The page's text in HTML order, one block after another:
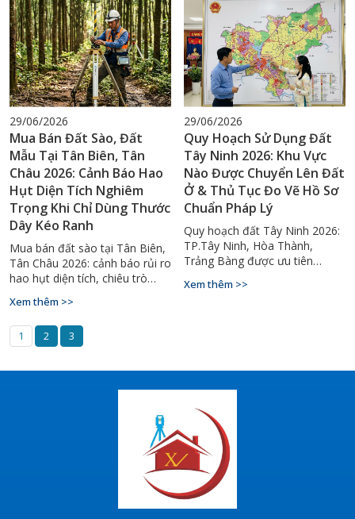
29/06/2026
Mua Bán Đất Sào, Đất
Mẫu Tại Tân Biên, Tân
Châu 2026: Cảnh Báo Hao
Hụt Diện Tích Nghiêm
Trọng Khi Chỉ Dùng Thước
Dây Kéo Ranh
Mua bán đất sào tại Tân Biên,
Tân Châu 2026: cảnh báo rủi ro
hao hụt diện tích, chiêu trò
đạc GPS RTK chính xác.
Xem thêm >>
29/06/2026
Quy Hoạch Sử Dụng Đất
Tây Ninh 2026: Khu Vực
Nào Được Chuyển Lên Đất
Ở & Thủ Tục Đo Vẽ Hồ Sơ
Chuẩn Pháp Lý
Quy hoạch đất Tây Ninh 2026:
TP.Tây Ninh, Hòa Thành,
Trảng Bàng được ưu tiên
vẽ hồ sơ chuẩn pháp lý. Hotline:
Xem thêm >>
1 2 3